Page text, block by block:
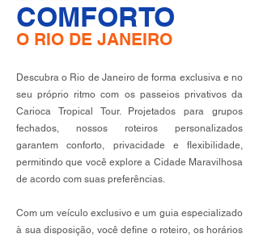
COMFORTO
O RIO DE JANEIRO
Descubra o Rio de Janeiro de forma exclusiva e no
seu próprio ritmo com os passeios privativos da
Carioca Tropical Tour. Projetados para grupos
fechados, nossos roteiros personalizados
garantem conforto, privacidade e flexibilidade,
permitindo que você explore a Cidade Maravilhosa
de acordo com suas preferências.
Com um veículo exclusivo e um guia especializado
à sua disposição, você define o roteiro, os horários